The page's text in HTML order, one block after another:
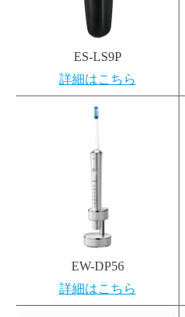
ES-LS9P
詳細はこちら
EW-DP56
詳細はこちら